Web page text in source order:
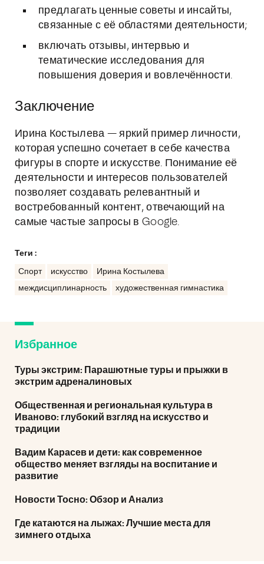
предлагать ценные советы и инсайты,
связанные с её областями деятельности;
включать отзывы, интервью и
тематические исследования для
повышения доверия и вовлечённости.
Заключение
Ирина Костылева — яркий пример личности,
которая успешно сочетает в себе качества
фигуры в спорте и искусстве. Понимание её
деятельности и интересов пользователей
позволяет создавать релевантный и
востребованный контент, отвечающий на
самые частые запросы в Google.
Теги :
Спорт искусство
Ирина Костылева
междисциплинарность
художественная гимнастика
Избранное
Туры экстрим: Парашютные туры и прыжки в
экстрим адреналиновых
Общественная и региональная культура в
Иваново: глубокий взгляд на искусство и
традиции
Вадим Карасев и дети: как современное
общество меняет взгляды на воспитание и
развитие
Новости Тосно: Обзор и Анализ
Где катаются на лыжах: Лучшие места для
зимнего отдыха